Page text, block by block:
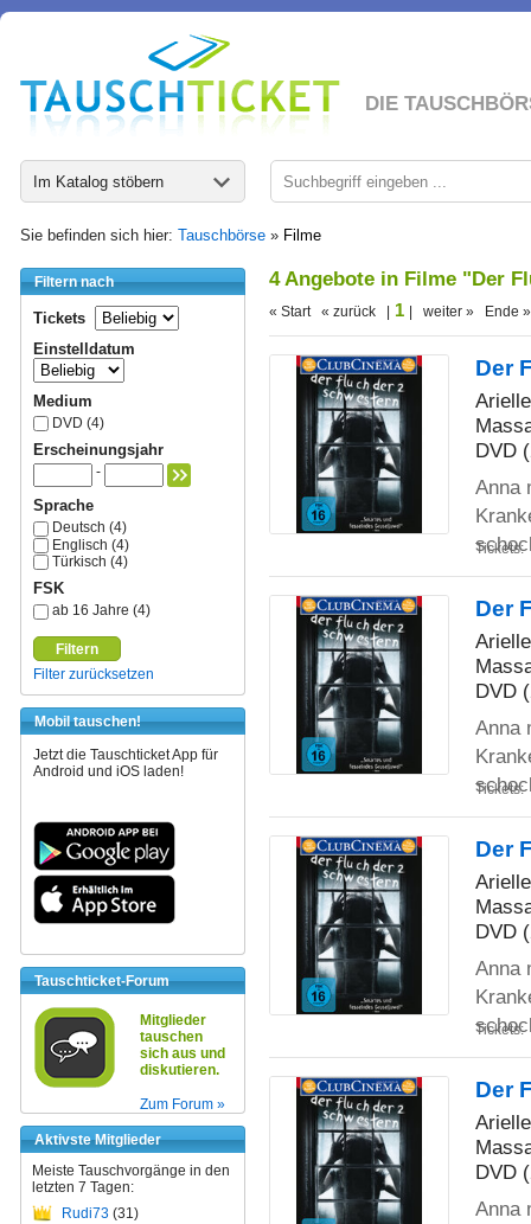
DIE
Im Katalog stöbern
Sie befinden sich hier: Tauschbörse » Filme
Filtern nach
Tickets
Einstelldatum
Medium
DVD (4)
Erscheinungsjahr
-
Sprache
Deutsch (4)
Englisch (4)
Türkisch (4)
FSK
ab 16 Jahre (4)
Filtern
Filter zurücksetzen
Mobil tauschen!
Jetzt die Tauschticket App für
Android und iOS laden!
Tauschticket-Forum
Mitglieder
tauschen
sich aus und
diskutieren.
Zum Forum »
Aktivste Mitglieder
Meiste Tauschvorgänge in den
letzten 7 Tagen:
Rudi73 (31)
4 Angebote in Filme "Der
« Start « zurück | 1 | weiter » Ende »
Der
DVD
Anna
Tickets:
Der
DVD
Anna
Tickets:
Der
DVD
Anna
Tickets:
Der
DVD
Anna